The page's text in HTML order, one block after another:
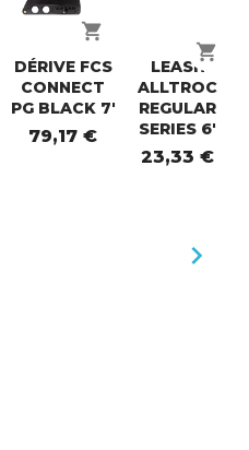
shopping_cart
DÉRIVE FCS
CONNECT
PG BLACK 7'
79,17 €
shopping_cart
LEASH
ALLTROC
REGULAR
SERIES 6'
23,33 €
